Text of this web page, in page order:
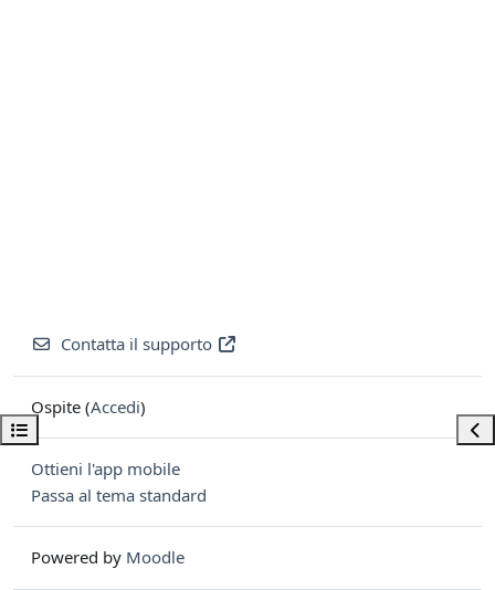
Apri indice del corso
Contatta il supporto
Ospite (Accedi)
Ottieni l'app mobile
Passa al tema standard
Powered by Moodle